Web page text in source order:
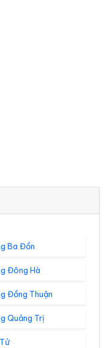
Ba Đồn
Đông Hà
Đồng Thuận
Quảng Trị